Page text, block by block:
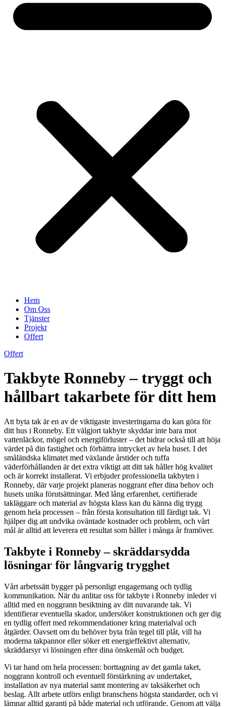
Hem
Om Oss
Tjänster
Projekt
Offert
Offert
Takbyte Ronneby – tryggt och
hållbart takarbete för ditt hem
Att byta tak är en av de viktigaste investeringarna du kan göra för
ditt hus i Ronneby. Ett välgjort takbyte skyddar inte bara mot
vattenläckor, mögel och energiförluster – det bidrar också till att höja
värdet på din fastighet och förbättra intrycket av hela huset. I det
småländska klimatet med växlande årstider och tuffa
väderförhållanden är det extra viktigt att ditt tak håller hög kvalitet
och är korrekt installerat. Vi erbjuder professionella takbyten i
Ronneby, där varje projekt planeras noggrant efter dina behov och
husets unika förutsättningar. Med lång erfarenhet, certifierade
takläggare och material av högsta klass kan du känna dig trygg
genom hela processen – från första konsultation till färdigt tak. Vi
hjälper dig att undvika oväntade kostnader och problem, och vårt
mål är alltid att leverera ett resultat som håller i många år framöver.
Takbyte i Ronneby – skräddarsydda
lösningar för långvarig trygghet
Vårt arbetssätt bygger på personligt engagemang och tydlig
kommunikation. När du anlitar oss för takbyte i Ronneby inleder vi
alltid med en noggrann besiktning av ditt nuvarande tak. Vi
identifierar eventuella skador, undersöker konstruktionen och ger dig
en tydlig offert med rekommendationer kring materialval och
åtgärder. Oavsett om du behöver byta från tegel till plåt, vill ha
moderna takpannor eller söker ett energieffektivt alternativ,
skräddarsyr vi lösningen efter dina önskemål och budget.
Vi tar hand om hela processen: borttagning av det gamla taket,
noggrann kontroll och eventuell förstärkning av undertaket,
installation av nya material samt montering av taksäkerhet och
beslag. Allt arbete utförs enligt branschens högsta standarder, och vi
lämnar alltid garanti på både material och utförande. Genom att välja